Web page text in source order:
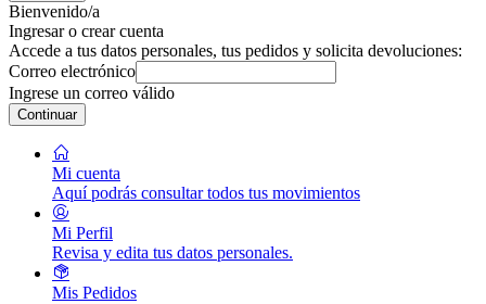
Bienvenido/a
Ingresar o crear cuenta
Accede a tus datos personales, tus pedidos y solicita devoluciones:
Correo electrónico
Ingrese un correo válido
Continuar
Mi cuenta
Aquí podrás consultar todos tus movimientos
Mi Perfil
Revisa y edita tus datos personales.
Mis Pedidos